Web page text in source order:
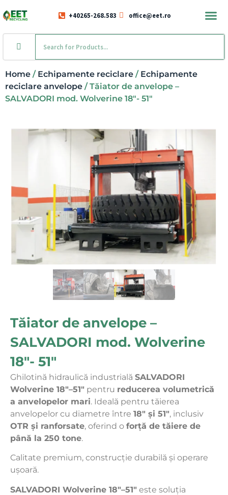
+40265-268.583 office@eet.ro
Home / Echipamente reciclare / Echipamente
reciclare anvelope / Tăiator de anvelope –
SALVADORI mod. Wolverine 18″- 51″
Tăiator de anvelope –
SALVADORI mod. Wolverine
18″- 51″
Ghilotină hidraulică industrială SALVADORI
Wolverine 18″–51″ pentru reducerea volumetrică
a anvelopelor mari. Ideală pentru tăierea
anvelopelor cu diametre între 18″ și 51″, inclusiv
OTR și ranforsate, oferind o forță de tăiere de
până la 250 tone.
Calitate premium, construcție durabilă și operare
ușoară.
SALVADORI Wolverine 18″–51″ este soluția